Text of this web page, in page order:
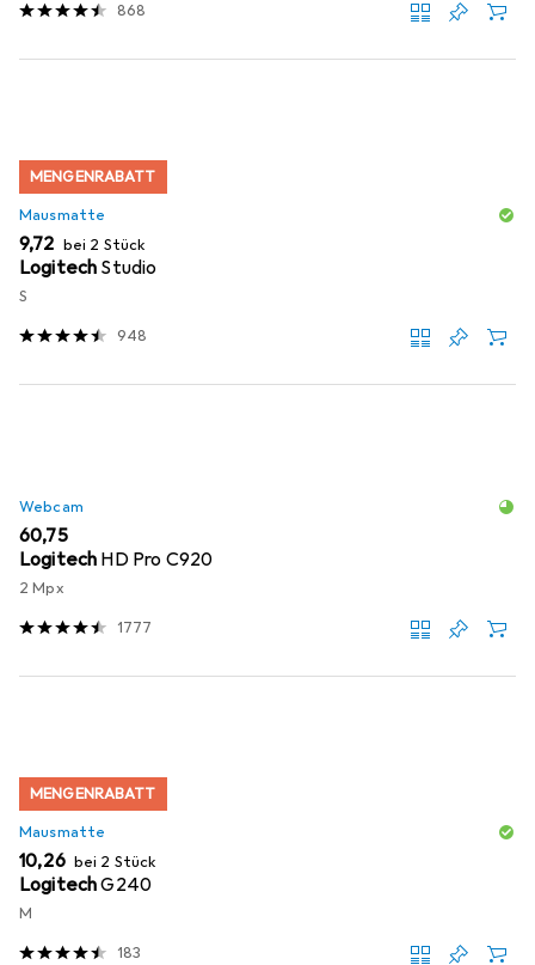
868
MENGENRABATT
Mausmatte
EUR
9,72 bei 2 Stück
Logitech Studio
S
948
Webcam
EUR
60,75
Logitech HD Pro C920
2 Mpx
1777
MENGENRABATT
Mausmatte
EUR
10,26 bei 2 Stück
LogitechG240
M
183